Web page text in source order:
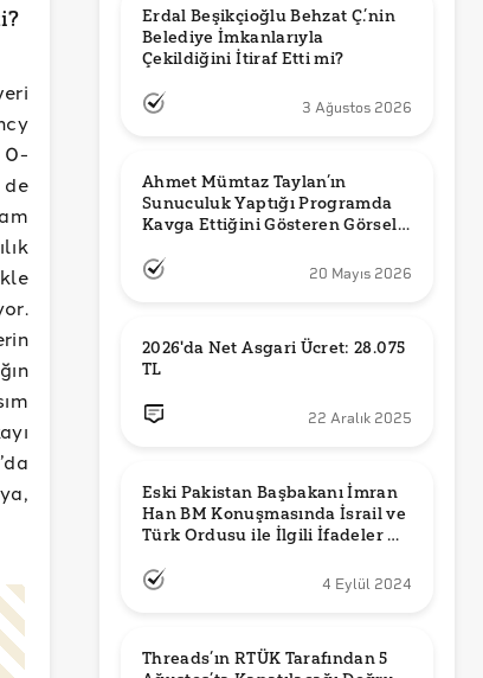
0-
Erdal Beşikçioğlu Behzat Ç.’nin
Belediye İmkanlarıyla
3 Ağustos 2026
Ahmet Mümtaz Taylan’ın
Sunuculuk Yaptığı Programda
Kavga Ettiğini Gösteren Görsel
20 Mayıs 2026
2026'da Net Asgari Ücret: 28.075
TL
22 Aralık 2025
Eski Pakistan Başbakanı İmran
Han BM Konuşmasında İsrail ve
Türk Ordusu ile İlgili İfadeler mi
4 Eylül 2024
Threads’ın RTÜK Tarafından 5